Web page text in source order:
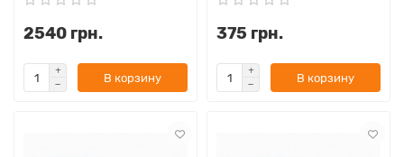
2540 грн.
В корзину
375 грн.
В корзину